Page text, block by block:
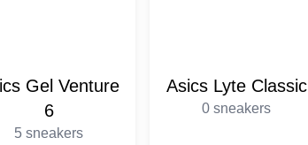
Gel Venture
6
5 sneakers
Asics Lyte Classic
0 sneakers